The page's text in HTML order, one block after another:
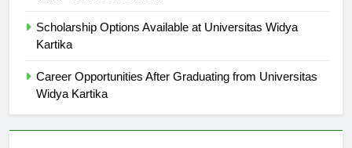
Scholarship Options Available at Universitas Widya
Career Opportunities After Graduating from Universitas